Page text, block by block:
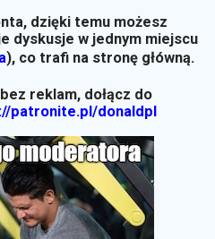
dzięki temu możesz
dyskusje w jednym miejscu
), co trafi na stronę główną.
reklam, dołącz do
patronite.pl/donaldpl